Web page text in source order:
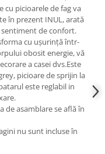
cu picioarele de fag va
în prezent INUL, arată
de confort.
cu ușurință într-
obosit energie, vă
a casei dvs.Este
picioare de sprijin la
este reglabil in
de asamblare se află în
nu sunt incluse în